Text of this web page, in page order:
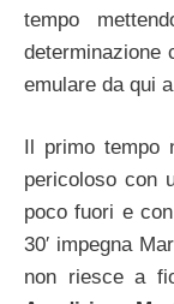
tempo
determinazione
emulare da qui
Il primo tempo
pericoloso con
poco fuori e
30′ impegna
non riesce a